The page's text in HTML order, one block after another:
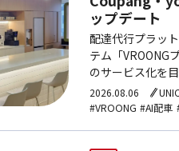
ップデート
配達代行プラッ
テム「VROONG
のサービス化を
2026.08.06
#VROONG #AI配車